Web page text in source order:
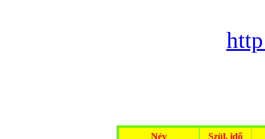
Név Szül. idő